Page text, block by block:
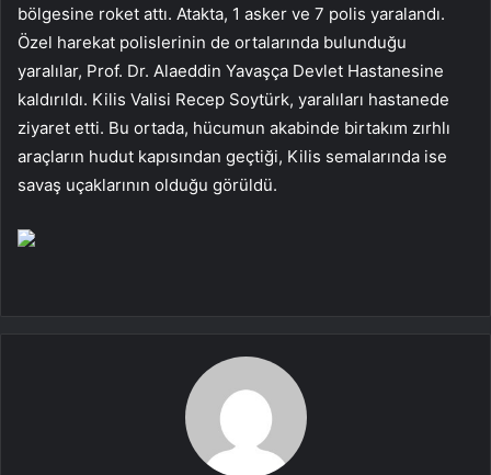
bölgesine roket attı. Atakta, 1 asker ve 7 polis yaralandı.
Özel harekat polislerinin de ortalarında bulunduğu
yaralılar, Prof. Dr. Alaeddin Yavaşça Devlet Hastanesine
kaldırıldı. Kilis Valisi Recep Soytürk, yaralıları hastanede
ziyaret etti. Bu ortada, hücumun akabinde birtakım zırhlı
araçların hudut kapısından geçtiği, Kilis semalarında ise
savaş uçaklarının olduğu görüldü.